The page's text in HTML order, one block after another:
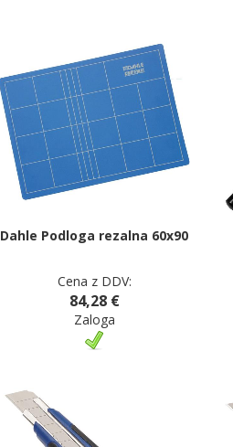
Dahle Podloga rezalna 60x90
Cena z DDV:
84,28 €
Zaloga